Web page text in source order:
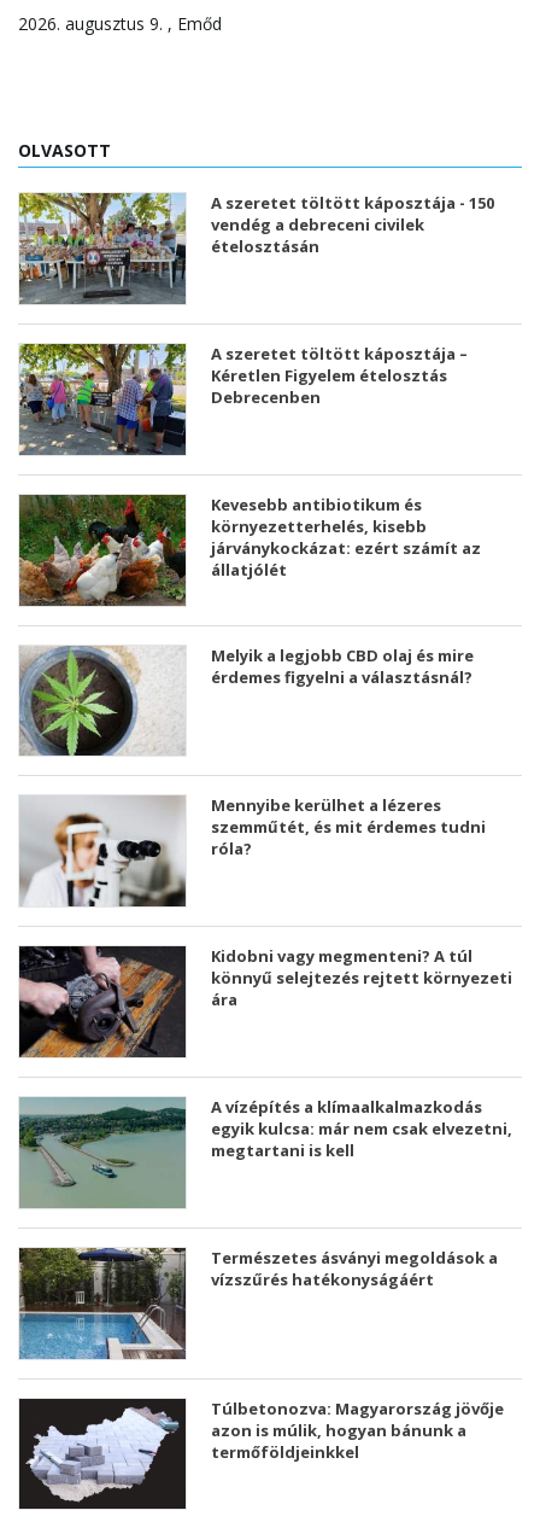
2026. augusztus 9. , Emőd
OLVASOTT
A szeretet töltött káposztája - 150
vendég a debreceni civilek
ételosztásán
A szeretet töltött káposztája –
Kéretlen Figyelem ételosztás
Debrecenben
Kevesebb antibiotikum és
környezetterhelés, kisebb
járványkockázat: ezért számít az
állatjólét
Melyik a legjobb CBD olaj és mire
érdemes figyelni a választásnál?
Mennyibe kerülhet a lézeres
szemműtét, és mit érdemes tudni
róla?
Kidobni vagy megmenteni? A túl
könnyű selejtezés rejtett környezeti
ára
A vízépítés a klímaalkalmazkodás
egyik kulcsa: már nem csak elvezetni,
megtartani is kell
Természetes ásványi megoldások a
vízszűrés hatékonyságáért
Túlbetonozva: Magyarország jövője
azon is múlik, hogyan bánunk a
termőföldjeinkkel